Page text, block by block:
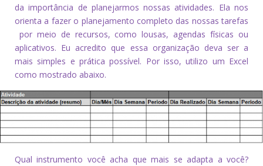
da importância de planejarmos nossas atividades. Ela nos
orienta a fazer o planejamento completo das nossas tarefas
por meio de recursos, como lousas, agendas físicas ou
aplicativos. Eu acredito que essa organização deva ser a
mais simples e prática possível. Por isso, utilizo um Excel
como mostrado abaixo.
Qual instrumento você acha que mais se adapta a você?